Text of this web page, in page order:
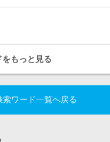
もっと見る
索ワード一覧へ戻る